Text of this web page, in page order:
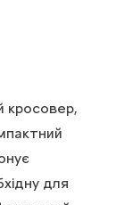
кросовер,
для